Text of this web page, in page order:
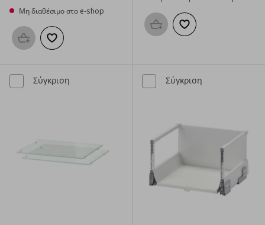
Μη διαθέσιμο στο e-shop
Προσθήκη στο καλάθι
Προσθήκη στα αγαπημένα
Προσθήκη στο καλάθι
Προσθήκη στα
Σύγκριση Σύγκριση